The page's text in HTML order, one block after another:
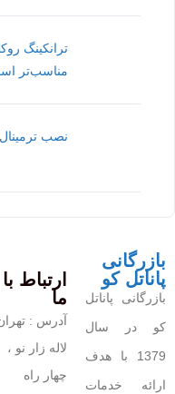
ترانکینگ
مناسب‌تر
نصب
بازرگانی
پاناتل کو
بازرگانی پاناتل
کو در سال
1379 با هدف
ارائه خدمات
ارتباط با
ما
آدرس :
لاله زار نو ،
چهار راه